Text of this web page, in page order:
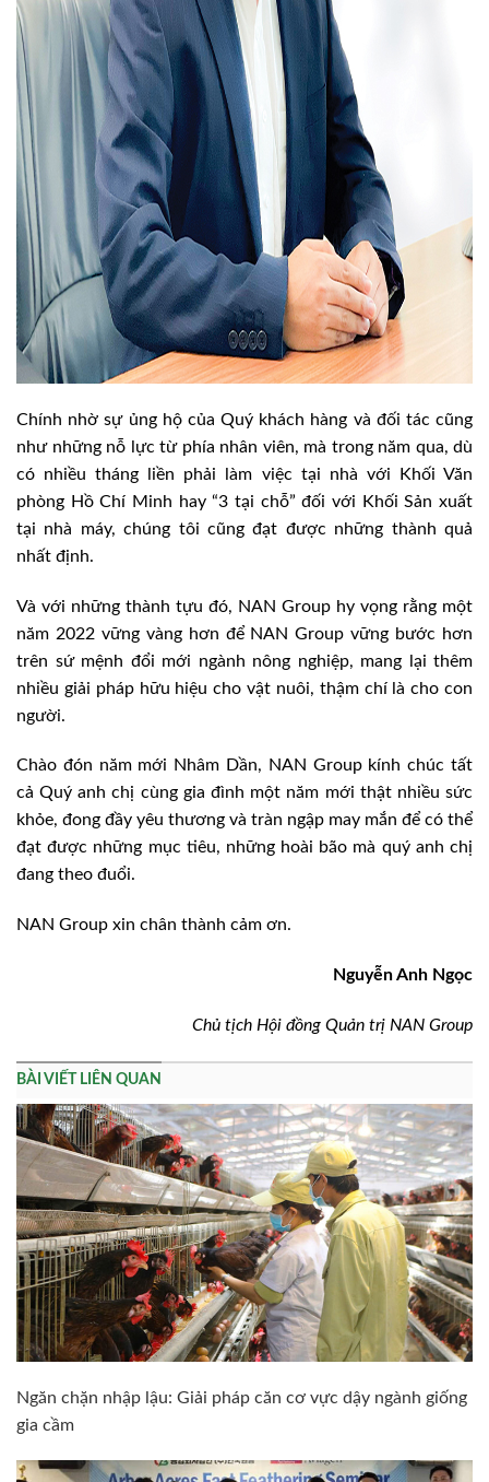
Chính nhờ sự ủng hộ của Quý khách hàng và đối tác cũng
như những nỗ lực từ phía nhân viên, mà trong năm qua, dù
có nhiều tháng liền phải làm việc tại nhà với Khối Văn
phòng Hồ Chí Minh hay “3 tại chỗ” đối với Khối Sản xuất
tại nhà máy, chúng tôi cũng đạt được những thành quả
nhất định.
Và với những thành tựu đó, NAN Group hy vọng rằng một
năm 2022 vững vàng hơn để NAN Group vững bước hơn
trên sứ mệnh đổi mới ngành nông nghiệp, mang lại thêm
nhiều giải pháp hữu hiệu cho vật nuôi, thậm chí là cho con
người.
Chào đón năm mới Nhâm Dần, NAN Group kính chúc tất
cả Quý anh chị cùng gia đình một năm mới thật nhiều sức
khỏe, đong đầy yêu thương và tràn ngập may mắn để có thể
đạt được những mục tiêu, những hoài bão mà quý anh chị
đang theo đuổi.
NAN Group xin chân thành cảm ơn.
Nguyễn Anh Ngọc
Chủ tịch Hội đồng Quản trị NAN Group
BÀI VIẾT LIÊN QUAN
Ngăn chặn nhập lậu: Giải pháp căn cơ vực dậy ngành giống
gia cầm